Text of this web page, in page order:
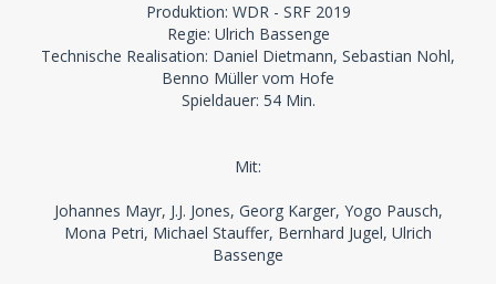
Produktion: WDR - SRF 2019
Regie: Ulrich Bassenge
Technische Realisation: Daniel Dietmann, Sebastian Nohl,
Benno Müller vom Hofe
Spieldauer: 54 Min.
Mit:
Johannes Mayr, J.J. Jones, Georg Karger, Yogo Pausch,
Mona Petri, Michael Stauffer, Bernhard Jugel, Ulrich
Bassenge